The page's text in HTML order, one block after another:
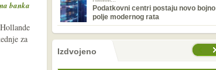
banka
za
Podatkovni centri postaju novo bojno
polje modernog rata
nema prethodne stranice
sljedećeIzdvojeno